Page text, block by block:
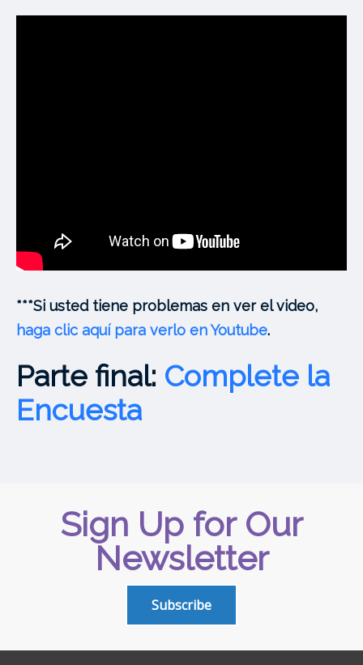
***Si usted tiene problemas en ver el video,
haga clic aquí para verlo en Youtube.
Parte final: Complete la
Encuesta
Sign Up for Our
Newsletter
Subscribe